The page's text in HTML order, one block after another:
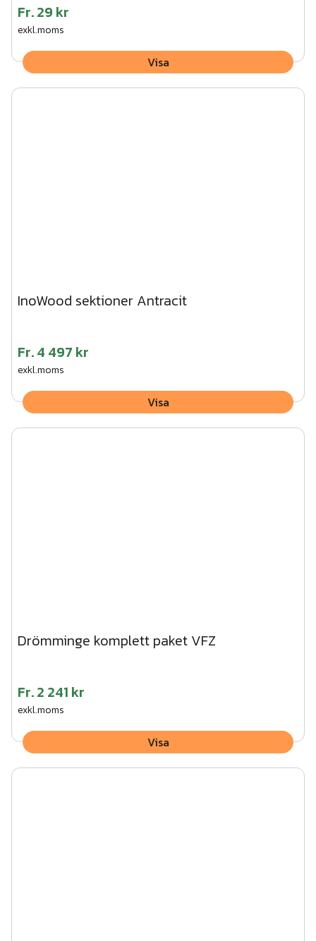
Fr.29 kr
exkl.moms
Visa
InoWood sektioner Antracit
Fr.4 497 kr
exkl.moms
Visa
Drömminge komplett paket VFZ
Fr.2 241 kr
exkl.moms
Visa